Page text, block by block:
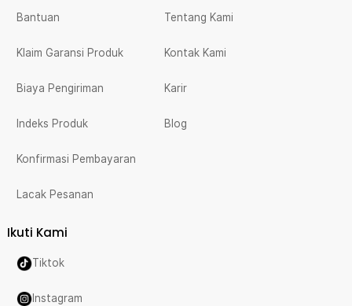
Bantuan
Klaim Garansi Produk
Biaya Pengiriman
Indeks Produk
Konfirmasi Pembayaran
Lacak Pesanan
Tentang Kami
Kontak Kami
Karir
Blog
Ikuti Kami
Tiktok
Instagram